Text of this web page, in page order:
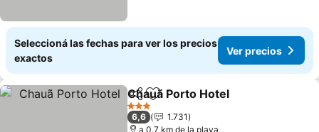
Seleccioná las fechas para ver los precios
exactos
Ver precios
CompartirAñadir a favoritos
Chauã Porto Hotel
3 Estrellas
6,6
1.731
a 0.7 km de la playa